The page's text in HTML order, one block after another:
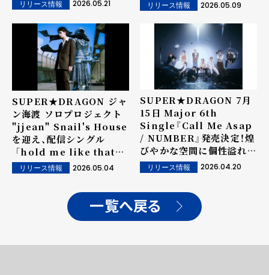
リリース情報 2026.05.21 リリース情報 2026.05.09
SUPER★DRAGON ジャ
ン海渡 ソロプロジェクト
"jjean" Snail's House
を迎え、配信シングル
「hold me like that
(Snail's House
Remix)」 リリース！
リリース情報 2026.05.04
SUPER★DRAGON 7月
15日 Major 6th
Single『Call Me Asap
/ NUMBER』発売決定！煌
びやかな空間に個性溢れる
9人が佇む、シックなアー
ティスト写真も公開！
リリース情報 2026.04.20
一覧へ戻る